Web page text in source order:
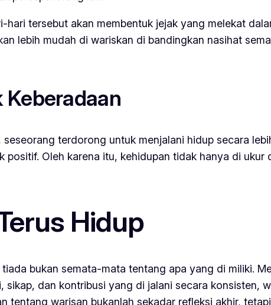
hari tersebut akan membentuk jejak yang melekat
lebih mudah di wariskan di bandingkan nasihat
terdorong untuk menjalani hidup secara
positif. Oleh karena itu, kehidupan tidak hanya di
Hidup
bukan semata-mata tentang apa yang di miliki.
sikap, dan kontribusi yang di jalani secara konsisten,
tentang warisan bukanlah sekadar refleksi akhir,